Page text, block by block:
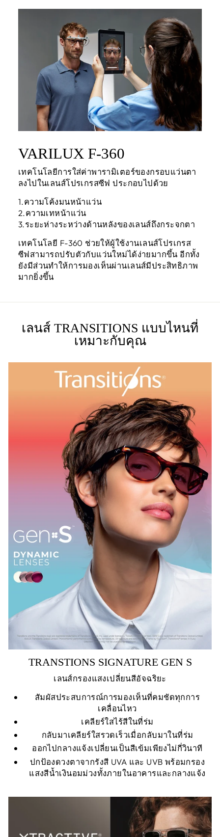
VARILUX F-360
เทคโนโลยีการใส่ค่าพารามิเตอร์ของกรอบแว่นตา
ลงไปในเลนส์โปรเกรสซีฟ ประกอบไปด้วย
1.ความโค้งมนหน้าแว่น
2.ความเทหน้าแว่น
3.ระยะห่างระหว่างด้านหลังของเลนส์ถึงกระจกตา
เทคโนโลยี F-360 ช่วยให้ผู้ใช้งานเลนส์โปรเกรส
ซีฟสามารถปรับตัวกับแว่นใหม่ได้ง่ายมากขึ้น อีกทั้ง
ยังมีส่วนทำให้การมองเห็นผ่านเลนส์มีประสิทธิภาพ
มากยิ่งขึ้น
เลนส์ TRANSITIONS แบบไหนที่
เหมาะกับคุณ
TRANSTIONS SIGNATURE GEN S
เลนส์กรองแสงเปลี่ยนสีอัจฉริยะ
สัมผัสประสบการณ์การมองเห็นที่คมชัดทุกการ
เคลื่อนไหว
เคลียร์ใสไร้สีในที่ร่ม
กลับมาเคลียร์ใสรวดเร็วเมื่อกลับมาในที่ร่ม
ออกไปกลางแจ้งเปลี่ยนเป็นสีเข้มเพียงไม่กี่วินาที
ปกป้องดวงตาจากรังสี UVA และ UVB พร้อมกรอง
แสงสีน้ำเงินอมม่วงทั้งภายในอาคารและกลางแจ้ง